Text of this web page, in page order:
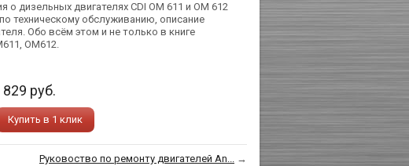
дизельных двигателях CDI ОМ 611 и ОМ 612
техническому обслуживанию, описание
Обо всём этом и не только в книге
ОМ612.
829 руб.
Купить в 1 клик
Руковоство по ремонту двигателей An... →